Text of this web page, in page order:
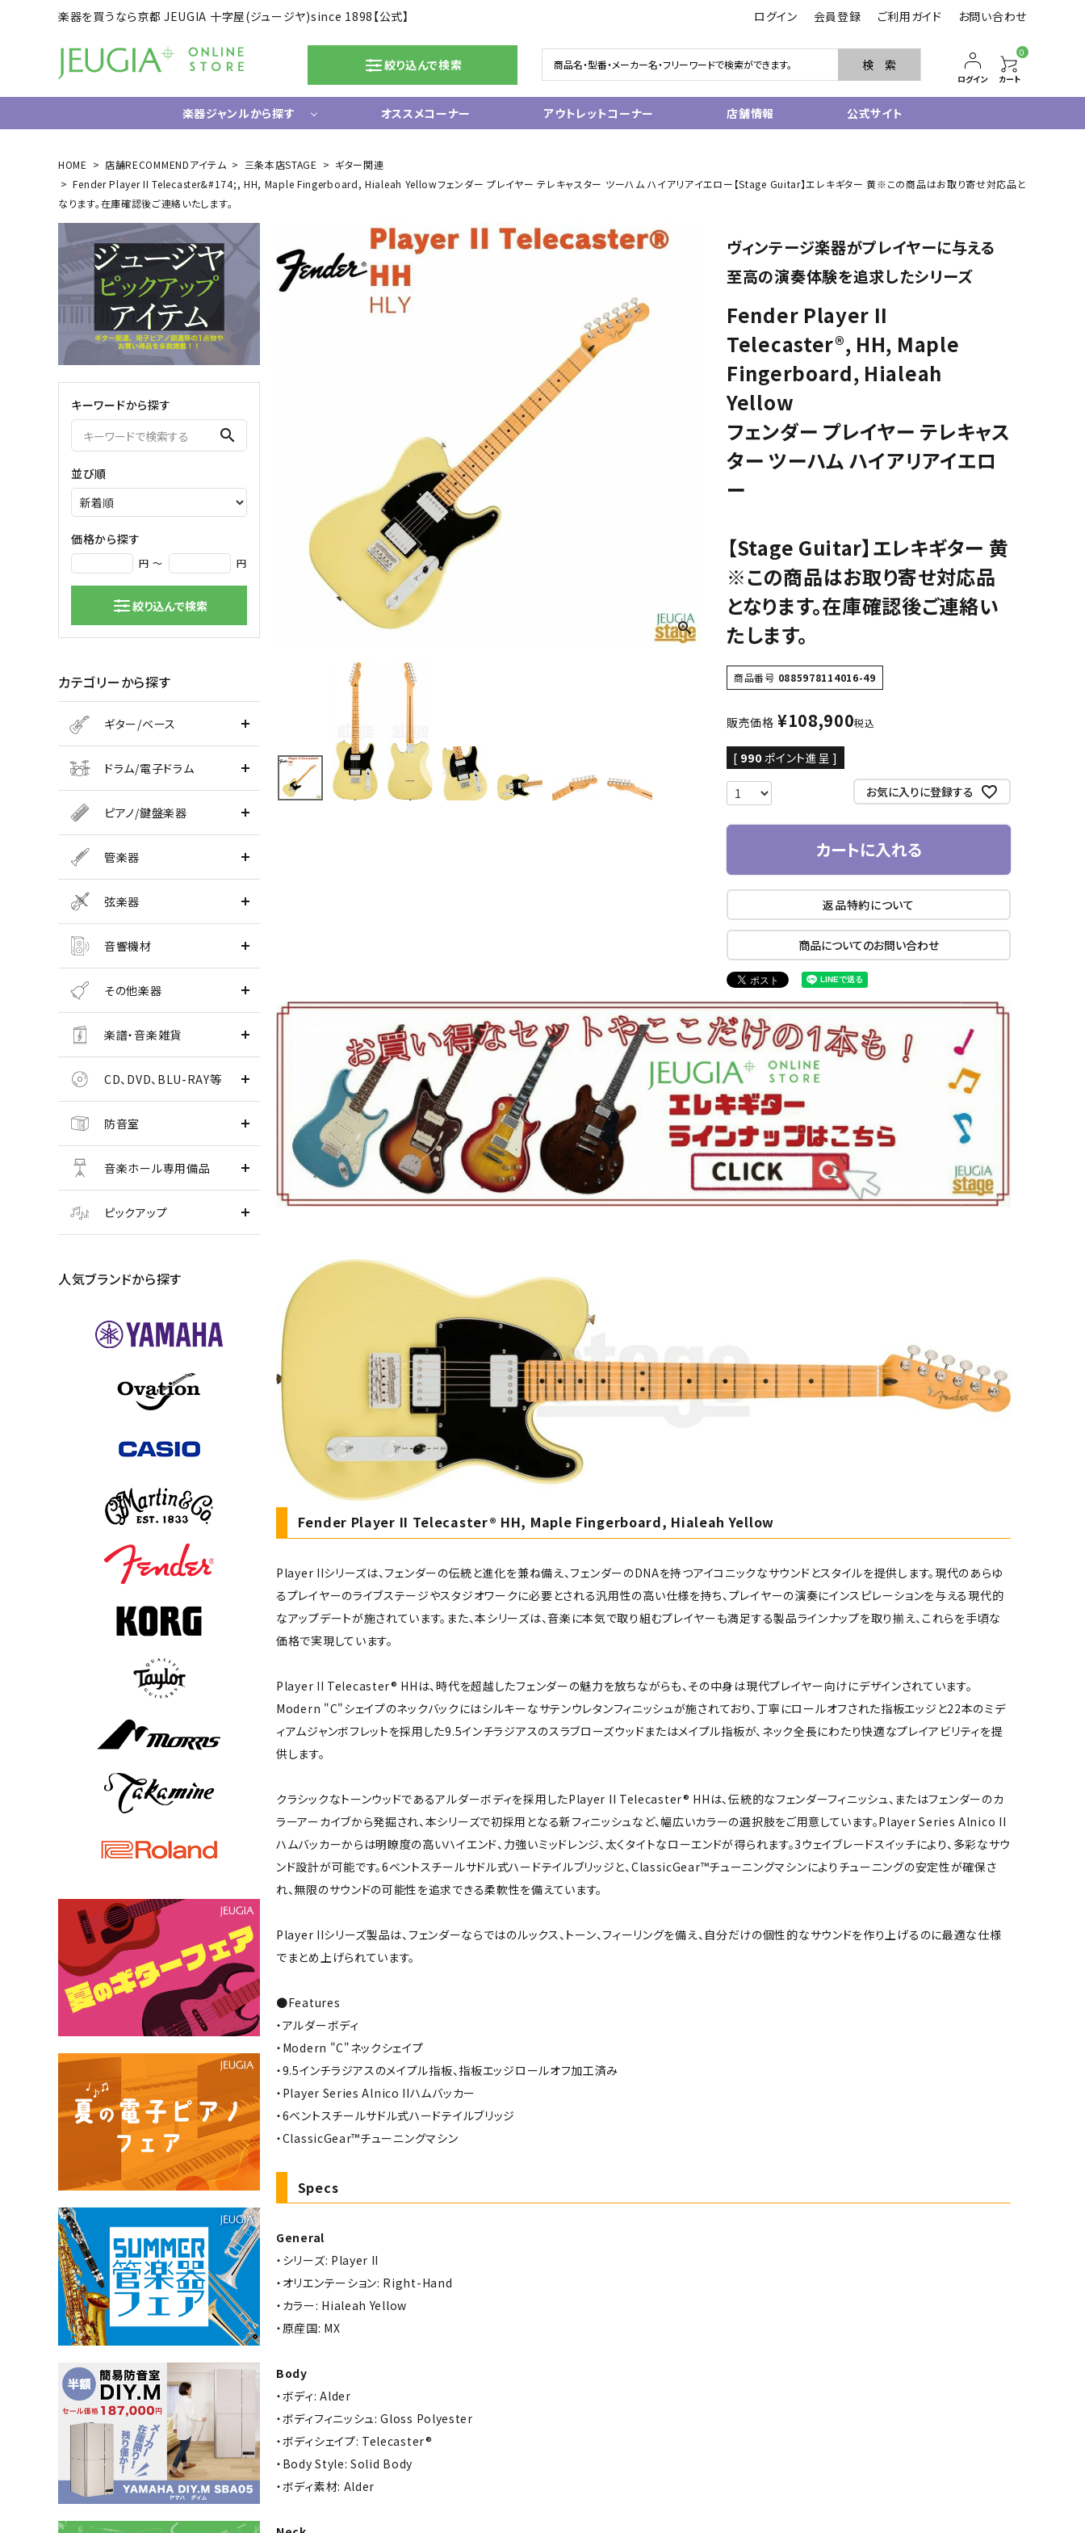
楽器を買うなら京都 JEUGIA 十字屋(ジュージヤ)since 1898【公式】 ログイン 会員登録 ご利用ガイド お問い合わせ
絞り込んで検索 検 索
ログイン
0
カート
楽器ジャンルから探す
ギター/ベース
エレキギター
エレキベース
アコースティックギター
中古ギター・アウトレットギター
ウクレレ
ギター関連小物
アンプ
エフェクター
ライフスタイルグッズ
ドラム/電子ドラム
ドラム
ハードウェア
グランドピアノ
中古ピアノ
電子ピアノ/エレクトーン
サクソフォン
クラリネット
その他木管
その他金管
中古管楽器
管楽器小物
バイオリン
クラシックギター
弦楽器小物
マイク
CD、映像ソフト等
楽譜
音楽雑貨
オススメコーナー アウトレットコーナー 店舗情報 公式サイト
HOME 店舗RECOMMENDアイテム 三条本店STAGE
ギター関連
Fender Player II Telecaster&#174;, HH, Maple Fingerboard, Hialeah Yellowフェンダー プレイヤー テレキャスター ツーハム ハイアリアイエロー【Stage Guitar】エレキギター 黄※この商品はお取り寄せ対応品と
なります。在庫確認後ご連絡いたします。
キーワードから探す
search
並び順
価格から探す
円 ～ 円
絞り込んで検索
カテゴリーから探す
ギター/ベース
ドラム/電子ドラム
ピアノ/鍵盤楽器
管楽器
弦楽器
音響機材
その他楽器
楽譜・音楽雑貨
CD、DVD、BLU-RAY等
防音室
音楽ホール専用備品
ピックアップ
人気ブランドから探す
ヴィンテージ楽器がプレイヤーに与える
至高の演奏体験を追求したシリーズ
Fender Player II
Telecaster®, HH, Maple
Fingerboard, Hialeah
Yellow
フェンダー プレイヤー テレキャス
ター ツーハム ハイアリアイエロ
ー
【Stage Guitar】エレキギター 黄
※この商品はお取り寄せ対応品
となります。在庫確認後ご連絡い
たします。
商品番号 0885978114016-49
販売価格 ¥108,900税込
[ 990 ポイント進呈 ]
お気に入りに登録する
カートに入れる
返品特約について
商品についてのお問い合わせ
Fender Player II Telecaster® HH, Maple Fingerboard, Hialeah Yellow
Player IIシリーズは、フェンダーの伝統と進化を兼ね備え、フェンダーのDNAを持つアイコニックなサウンドとスタイルを提供します。現代のあらゆ
るプレイヤーのライブステージやスタジオワークに必要とされる汎用性の高い仕様を持ち、プレイヤーの演奏にインスピレーションを与える現代的
なアップデートが施されています。また、本シリーズは、音楽に本気で取り組むプレイヤーも満足する製品ラインナップを取り揃え、これらを手頃な
価格で実現しています。
Player II Telecaster® HHは、時代を超越したフェンダーの魅力を放ちながらも、その中身は現代プレイヤー向けにデザインされています。
Modern "C"シェイプのネックバックにはシルキーなサテンウレタンフィニッシュが施されており、丁寧にロールオフされた指板エッジと22本のミデ
ィアムジャンボフレットを採用した9.5インチラジアスのスラブローズウッドまたはメイプル指板が、ネック全長にわたり快適なプレイアビリティを提
供します。
クラシックなトーンウッドであるアルダーボディを採用したPlayer II Telecaster® HHは、伝統的なフェンダーフィニッシュ、またはフェンダーのカ
ラーアーカイブから発掘され、本シリーズで初採用となる新フィニッシュなど、幅広いカラーの選択肢をご用意しています。Player Series Alnico II
ハムバッカーからは明瞭度の高いハイエンド、力強いミッドレンジ、太くタイトなローエンドが得られます。3ウェイブレードスイッチにより、多彩なサウ
ンド設計が可能です。6ベントスチールサドル式ハードテイルブリッジと、ClassicGear™チューニングマシンによりチューニングの安定性が確保さ
れ、無限のサウンドの可能性を追求できる柔軟性を備えています。
Player IIシリーズ製品は、フェンダーならではのルックス、トーン、フィーリングを備え、自分だけの個性的なサウンドを作り上げるのに最適な仕様
でまとめ上げられています。
●Features
・アルダーボディ
・Modern "C"ネックシェイプ
・9.5インチラジアスのメイプル指板、指板エッジロールオフ加工済み
・Player Series Alnico IIハムバッカー
・6ベントスチールサドル式ハードテイルブリッジ
・ClassicGear™チューニングマシン
Specs
General
・シリーズ: Player II
・オリエンテーション: Right-Hand
・カラー: Hialeah Yellow
・原産国: MX
Body
・ボディ: Alder
・ボディフィニッシュ: Gloss Polyester
・ボディシェイプ: Telecaster®
・Body Style: Solid Body
・ボディ素材: Alder